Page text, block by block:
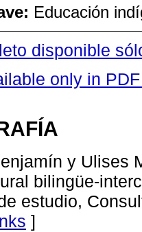
Educación
disponible
only in
y Ulises
bilingüe-
estudio,
]